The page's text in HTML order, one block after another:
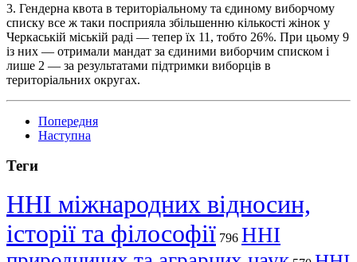
3. Гендерна квота в територіальному та єдиному виборчому
списку все ж таки посприяла збільшенню кількості жінок у
Черкаській міській раді — тепер їх 11, тобто 26%. При цьому 9
із них — отримали мандат за єдиними виборчим списком і
лише 2 — за результатами підтримки виборців в
територіальних округах.
Попередня
Наступна
Теги
ННІ міжнародних відносин,
історії та філософії 796 ННІ